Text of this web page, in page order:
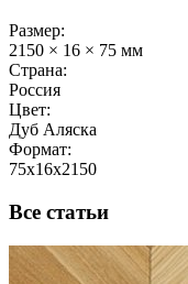
Размер:
2150 × 16 × 75 мм
Страна:
Россия
Цвет:
Дуб Аляска
Формат:
75x16x2150
Все статьи